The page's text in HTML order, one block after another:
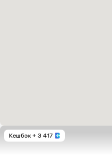
Кешбэк + 3 417